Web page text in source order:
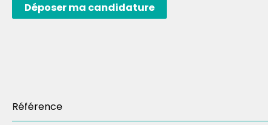
Déposer ma candidature
Référence